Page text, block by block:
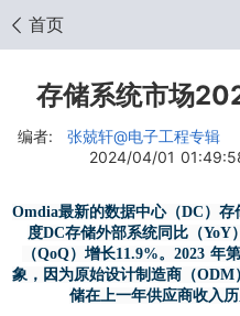
首页
存储系统市场
编者: 张兢轩@电子工程专辑
2024/04/01
Omdia最新的数据中心（DC）
度DC存储外部系统同比（YoY
（QoQ）增长11.9%。2023 年
象，因为原始设计制造商（
储在上一年供应商收入